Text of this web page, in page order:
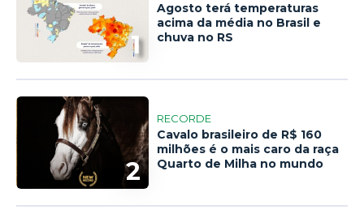
1
Agosto terá temperaturas
acima da média no Brasil e
chuva no RS
2
RECORDE
Cavalo brasileiro de R$ 160
milhões é o mais caro da raça
Quarto de Milha no mundo